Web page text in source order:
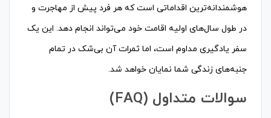
هوشمندانه‌ترین اقداماتی است که هر فرد پیش از مهاجرت و
در طول سال‌های اولیه اقامت خود می‌تواند انجام دهد. این یک
سفر یادگیری مداوم است، اما ثمرات آن بی‌شک در تمام
جنبه‌های زندگی شما نمایان خواهد شد.
سوالات متداول (FAQ)